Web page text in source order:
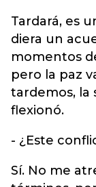
Tardará, es
diera un
momentos
pero la paz
tardemos, la
flexionó.
- ¿Este
Sí. No me